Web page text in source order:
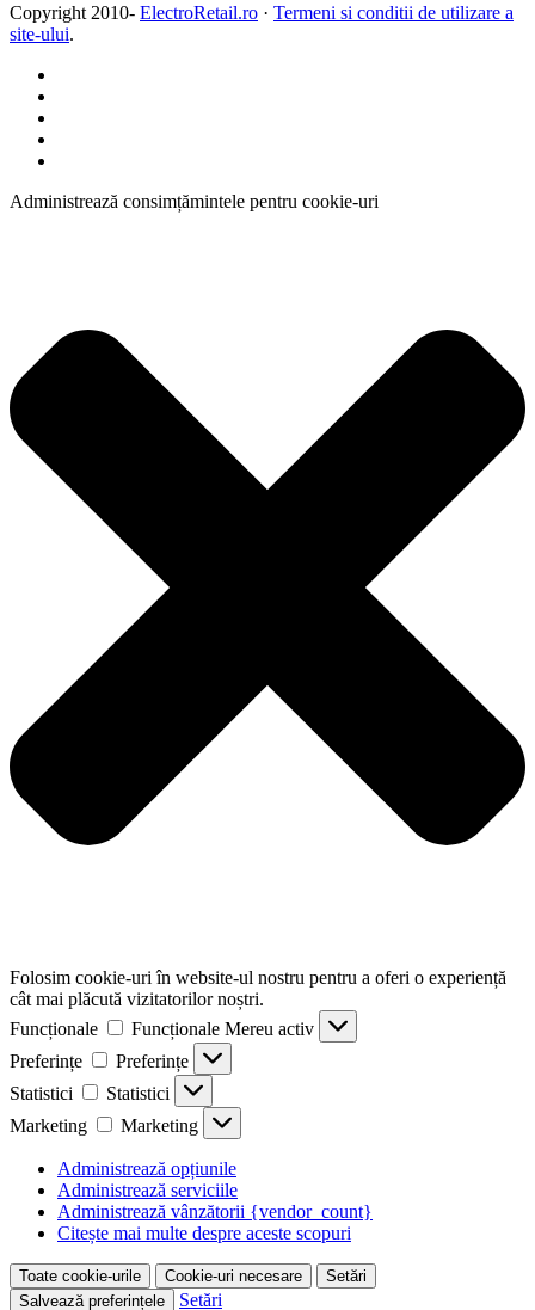
Copyright 2010- ElectroRetail.ro · Termeni si conditii de utilizare a
site-ului.
Administrează consimțămintele pentru cookie-uri
Folosim cookie-uri în website-ul nostru pentru a oferi o experiență
cât mai plăcută vizitatorilor noștri.
Funcționale
Funcționale Mereu activ
Preferințe
Preferințe
Statistici
Statistici
Marketing
Marketing
Administrează opțiunile
Administrează serviciile
Administrează vânzătorii {vendor_count}
Citește mai multe despre aceste scopuri
Toate cookie-urile Cookie-uri necesare
Setări
Salvează preferințele
Setări